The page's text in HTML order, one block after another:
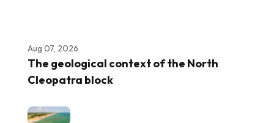
Aug 07, 2026
The geological context of the North
Cleopatra block